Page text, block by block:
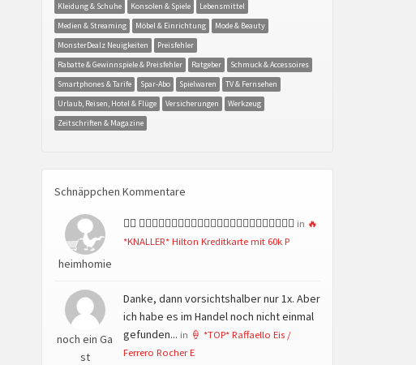
Kleidung & Schuhe
Konsolen & Spiele
Lebensmittel
Medien & Streaming
Möbel & Einrichtung
Mode & Beauty
MonsterDealz Neuigkeiten
Preisfehler
Rabatte & Gewinnspiele & Preisfehler
Ratgeber
Schmuck & Accessoires
Smartphones & Tarife
Spar-Abo Spielwaren
TV & Fernsehen
Urlaub, Reisen, Hotel & Flüge
Versicherungen
Werkzeug
Zeitschriften & Magazine
Schnäppchen Kommentare
heimhomie
👍🏻 👍🏻👍🏻👍🏻👍🏻👍🏻👍🏻👍🏻👍🏻👍🏻👍🏻👍🏻👍🏻 in 🔥
*KNALLER* Hilton Kreditkarte mit 60k P
noch ein Ga
st
Danke, dann vorsichtshalber nur 1x. Aber
ich habe es im Handel noch nicht einmal
gefunden... in 🍦 *TOP* Raffaello Eis /
Ferrero Rocher E